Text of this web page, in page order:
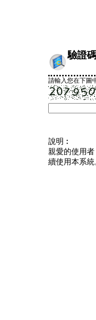
驗證
請輸入您在下圖
說明︰
親愛的使用
續使用本系統